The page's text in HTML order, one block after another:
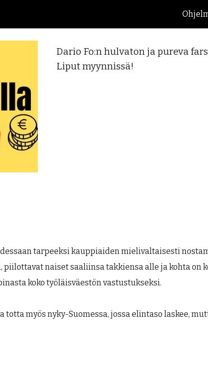
Skip to
Dario Fo:n hulvaton ja pureva
Liput myynnissä!
tarpeeksi kauppiaiden mielivaltaisesti
naiset saaliinsa takkiensa alle ja kohta on
koko työläisväestön vastustukseksi.
myös nyky-Suomessa, jossa elintaso laskee,